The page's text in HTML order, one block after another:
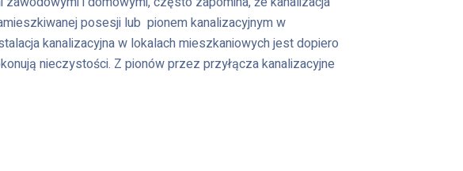
posesji lub pionem kanalizacyjnym w
kanalizacyjna w lokalach mieszkaniowych jest dopiero
nieczystości. Z pionów przez przyłącza kanalizacyjne